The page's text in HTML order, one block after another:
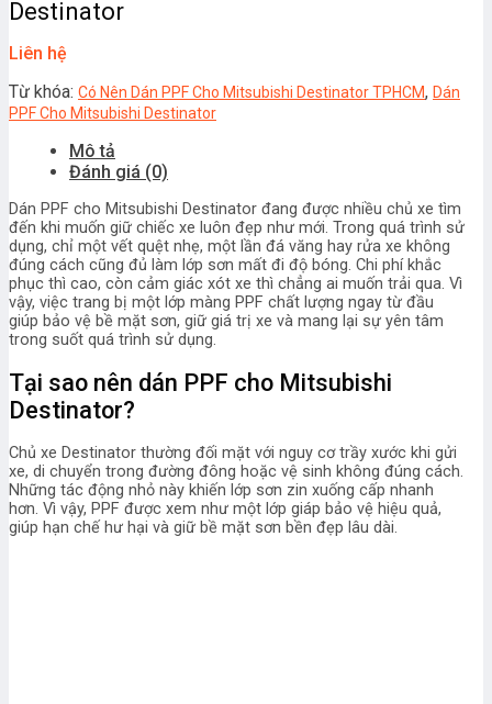
Destinator
Liên hệ
Từ khóa: Có Nên Dán PPF Cho Mitsubishi Destinator TPHCM, Dán
PPF Cho Mitsubishi Destinator
Mô tả
Đánh giá (0)
Dán PPF cho Mitsubishi Destinator đang được nhiều chủ xe tìm
đến khi muốn giữ chiếc xe luôn đẹp như mới. Trong quá trình sử
dụng, chỉ một vết quệt nhẹ, một lần đá văng hay rửa xe không
đúng cách cũng đủ làm lớp sơn mất đi độ bóng. Chi phí khắc
phục thì cao, còn cảm giác xót xe thì chẳng ai muốn trải qua. Vì
vậy, việc trang bị một lớp màng PPF chất lượng ngay từ đầu
giúp bảo vệ bề mặt sơn, giữ giá trị xe và mang lại sự yên tâm
trong suốt quá trình sử dụng.
Tại sao nên dán PPF cho Mitsubishi
Destinator?
Chủ xe Destinator thường đối mặt với nguy cơ trầy xước khi gửi
xe, di chuyển trong đường đông hoặc vệ sinh không đúng cách.
Những tác động nhỏ này khiến lớp sơn zin xuống cấp nhanh
hơn. Vì vậy, PPF được xem như một lớp giáp bảo vệ hiệu quả,
giúp hạn chế hư hại và giữ bề mặt sơn bền đẹp lâu dài.